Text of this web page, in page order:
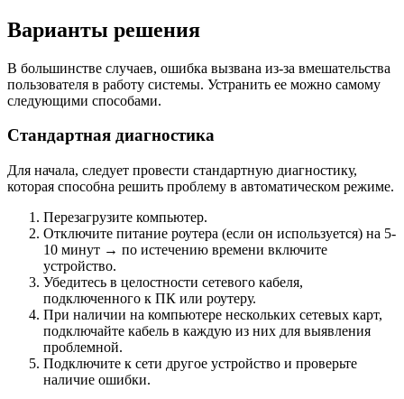
Варианты решения
В большинстве случаев, ошибка вызвана из-за вмешательства
пользователя в работу системы. Устранить ее можно самому
следующими способами.
Стандартная диагностика
Для начала, следует провести стандартную диагностику,
которая способна решить проблему в автоматическом режиме.
Перезагрузите компьютер.
Отключите питание роутера (если он используется) на 5-
10 минут → по истечению времени включите
устройство.
Убедитесь в целостности сетевого кабеля,
подключенного к ПК или роутеру.
При наличии на компьютере нескольких сетевых карт,
подключайте кабель в каждую из них для выявления
проблемной.
Подключите к сети другое устройство и проверьте
наличие ошибки.